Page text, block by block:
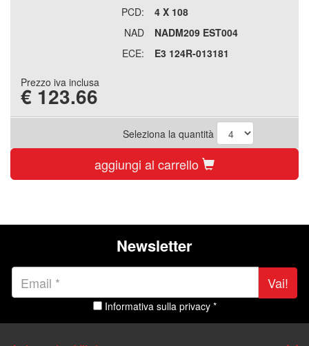
PCD:
4 X 108
NAD
NADM209 EST004
ECE:
E3 124R-013181
Prezzo iva inclusa
€ 123.66
Seleziona la quantità
aggiungi al carrello
Newsletter
Vai!
Informativa sulla privacy *